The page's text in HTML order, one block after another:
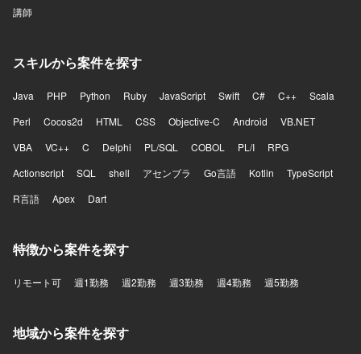
講師
スキルから案件を探す
Java PHP Python Ruby JavaScript Swift C# C++
Scala
Perl
Cocos2d HTML CSS Objective-C Android
VB.NET
VBA
VC++ C Delphi PL/SQL COBOL PL/I
RPG
Actionscript
SQL shell アセンブラ Go言語 Kotlin
TypeScript
R言語
Apex Dart
特徴から案件を探す
リモート可 週1勤務 週2勤務 週3勤務 週4勤務 週5勤務
地域から案件を探す